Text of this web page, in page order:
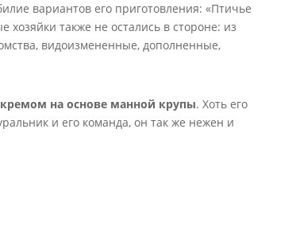
вариантов его приготовления: «Птичье
также не остались в стороне: из
видоизмененные, дополненные,
на основе манной крупы. Хоть его
и его команда, он так же нежен и